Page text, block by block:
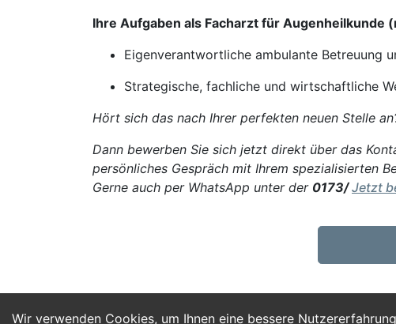
Wir verwenden Cookies, um Ihnen eine bessere
Ihre Aufgaben als Facharzt für Augenheilkunde
Eigenverantwortliche ambulante Betreuung
Strategische, fachliche und wirtschaftliche
Hört sich das nach Ihrer perfekten neuen Stelle
Dann bewerben Sie sich jetzt direkt über das
persönliches Gespräch mit Ihrem spezialisierten
Gerne auch per WhatsApp unter der 0173/Jetzt